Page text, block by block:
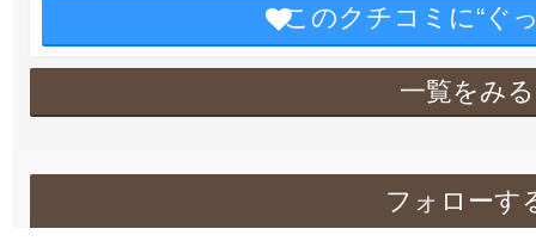
このクチコミに“ぐ
一覧をみる
フォローす